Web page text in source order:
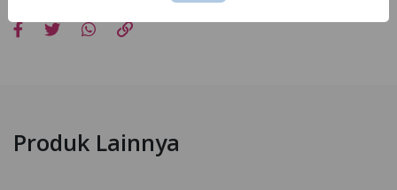
Produk Lainnya